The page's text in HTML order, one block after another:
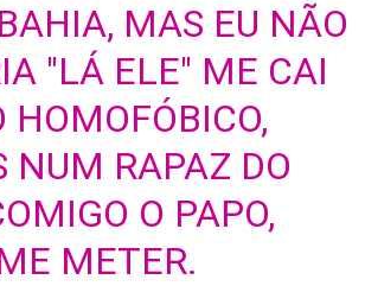
MAS EU NÃO
"LÁ ELE" ME CAI
NUM RAPAZ DO
O PAPO,
METER.